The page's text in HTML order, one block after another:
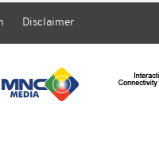
Disclaimer